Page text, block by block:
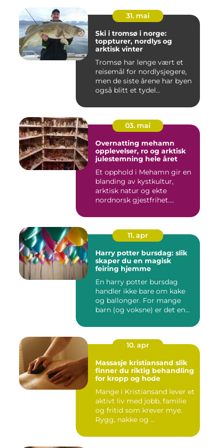
31. mai
Ski i tromsø i norge:
toppturer, nordlys og
arktisk vinter
Tromsø har lenge vært et
reisemål for nordlysjegere,
men de siste årene har byen
også blitt et tydel...
03. mai
Overnatting mehamn
opplevelser, ro og arktisk
julestemning hele året
Et opphold i Mehamn gir en
blanding av kystkultur,
arktisk natur og ekte
nordnorsk gjestfrihet.
11. apr
Harry potter bursdag: slik
skaper du en magisk
feiring hjemme
En harry potter bursdag
handler ikke bare om kake
og ballonger. For mange
barn (og voksne) er det en...
10. apr
Massasje kristiansand slik
finner du riktig behandling
for kropp og hode
Mange i Kristiansand lever et
aktivt liv med jobb, familie
og fritid som krever mye.
Rygg, nakke og ...